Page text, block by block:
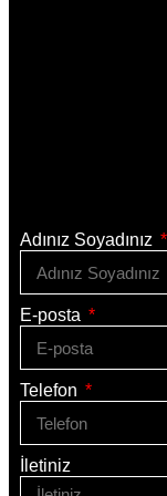
Adınız Soyadınız
E-posta
Telefon
İletiniz